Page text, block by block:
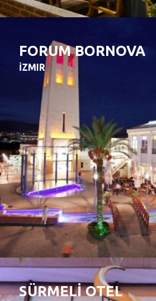
FORUM BORNOVA
İZMIR
SÜRMELİ OTEL